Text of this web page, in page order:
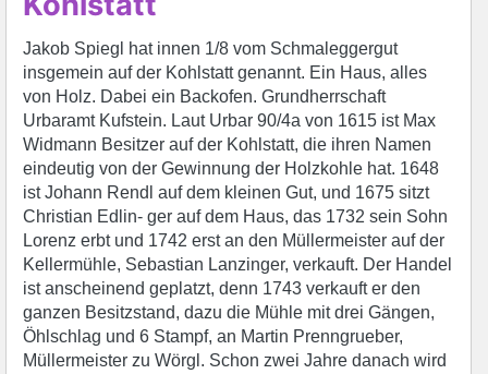
Jakob Spiegl hat innen 1/8 vom Schmaleggergut
insgemein auf der Kohlstatt genannt. Ein Haus, alles
von Holz. Dabei ein Backofen. Grundherrschaft
Urbaramt Kufstein. Laut Urbar 90/4a von 1615 ist Max
Widmann Besitzer auf der Kohlstatt, die ihren Namen
eindeutig von der Gewinnung der Holzkohle hat. 1648
ist Johann Rendl auf dem kleinen Gut, und 1675 sitzt
Christian Edlin- ger auf dem Haus, das 1732 sein Sohn
Lorenz erbt und 1742 erst an den Müllermeister auf der
Kellermühle, Sebastian Lanzinger, verkauft. Der Handel
ist anscheinend geplatzt, denn 1743 verkauft er den
ganzen Besitzstand, dazu die Mühle mit drei Gängen,
Öhlschlag und 6 Stampf, an Martin Prenngrueber,
Müllermeister zu Wörgl. Schon zwei Jahre danach wird